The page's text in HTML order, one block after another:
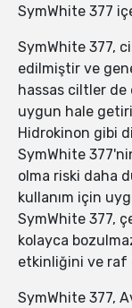
SymWhite 377
SymWhite 377,
edilmiştir ve
hassas ciltler
uygun hale
Hidrokinon gibi
SymWhite
olma riski daha
kullanım için
SymWhite 377,
kolayca
etkinliğini ve raf
SymWhite 377,